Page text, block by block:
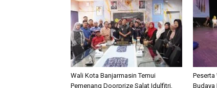
Wali Kota Banjarmasin Temui
Pemenang Doorprize Salat Idulfitri,
Peserta
Budaya